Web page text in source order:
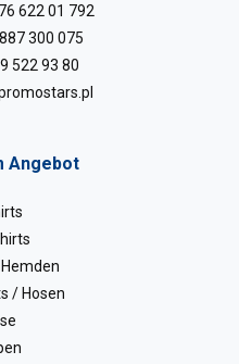
622 01 792
300 075
522 93 80
Angebot
/ Hosen